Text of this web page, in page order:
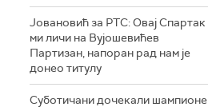
Јовановић за РТС: Овај Спартак
ми личи на Вујошевићев
Партизан, напоран рад нам је
донео титулу
Суботичани дочекали шампионе